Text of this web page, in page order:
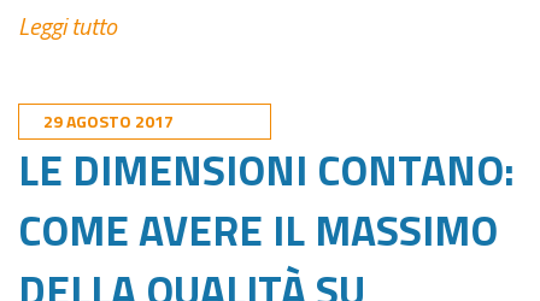
Leggi tutto
29 AGOSTO 2017
LE DIMENSIONI CONTANO:
COME AVERE IL MASSIMO